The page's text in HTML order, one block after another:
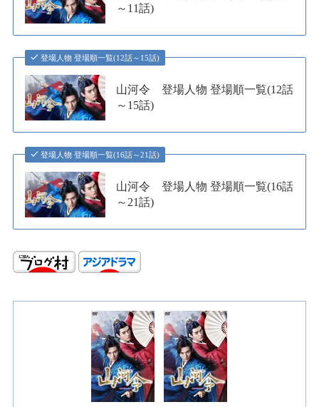
～11話)
登場人物 登場順一覧(12話～15話)
山河令 登場人物 登場順一覧(12話
～15話)
登場人物 登場順一覧(16話～21話)
山河令 登場人物 登場順一覧(16話
～21話)